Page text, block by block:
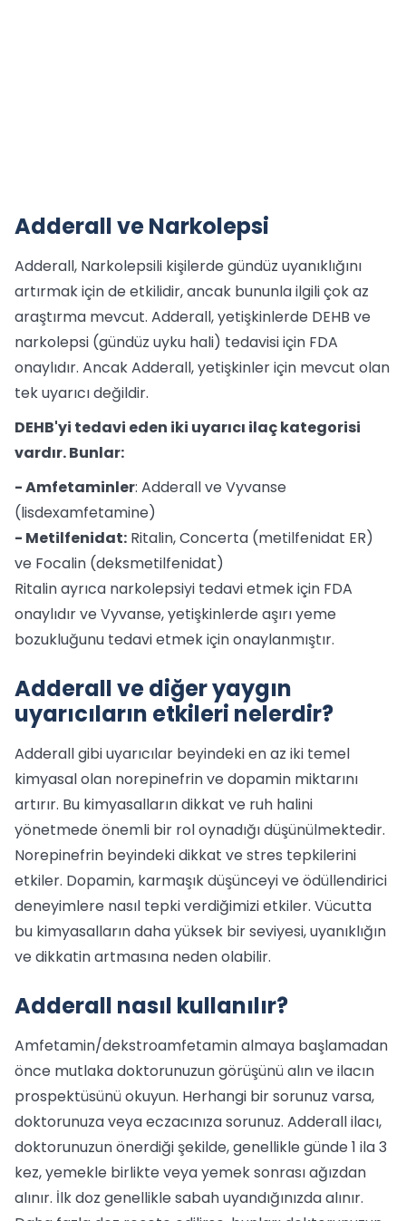
Adderall ve Narkolepsi
Adderall, Narkolepsili kişilerde gündüz uyanıklığını
artırmak için de etkilidir, ancak bununla ilgili çok az
araştırma mevcut. Adderall, yetişkinlerde DEHB ve
narkolepsi (gündüz uyku hali) tedavisi için FDA
onaylıdır. Ancak Adderall, yetişkinler için mevcut olan
tek uyarıcı değildir.
DEHB'yi tedavi eden iki uyarıcı ilaç kategorisi
vardır. Bunlar:
- Amfetaminler: Adderall ve Vyvanse
(lisdexamfetamine)
- Metilfenidat: Ritalin, Concerta (metilfenidat ER)
ve Focalin (deksmetilfenidat)
Ritalin ayrıca narkolepsiyi tedavi etmek için FDA
onaylıdır ve Vyvanse, yetişkinlerde aşırı yeme
bozukluğunu tedavi etmek için onaylanmıştır.
Adderall ve diğer yaygın
uyarıcıların etkileri nelerdir?
Adderall gibi uyarıcılar beyindeki en az iki temel
kimyasal olan norepinefrin ve dopamin miktarını
artırır. Bu kimyasalların dikkat ve ruh halini
yönetmede önemli bir rol oynadığı düşünülmektedir.
Norepinefrin beyindeki dikkat ve stres tepkilerini
etkiler. Dopamin, karmaşık düşünceyi ve ödüllendirici
deneyimlere nasıl tepki verdiğimizi etkiler. Vücutta
bu kimyasalların daha yüksek bir seviyesi, uyanıklığın
ve dikkatin artmasına neden olabilir.
Adderall nasıl kullanılır?
Amfetamin/dekstroamfetamin almaya başlamadan
önce mutlaka doktorunuzun görüşünü alın ve ilacın
prospektüsünü okuyun. Herhangi bir sorunuz varsa,
doktorunuza veya eczacınıza sorunuz. Adderall ilacı,
doktorunuzun önerdiği şekilde, genellikle günde 1 ila 3
kez, yemekle birlikte veya yemek sonrası ağızdan
alınır. İlk doz genellikle sabah uyandığınızda alınır.